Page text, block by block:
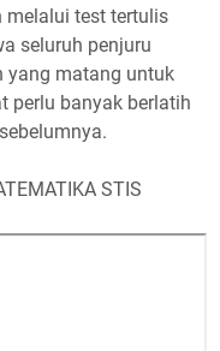
melalui test tertulis
seluruh penjuru
yang matang untuk
perlu banyak berlatih
STIS